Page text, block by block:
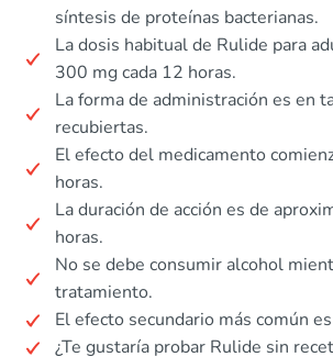
síntesis de proteínas bacterianas.
La dosis habitual de Rulide para
300 mg cada 12 horas.
La forma de administración es en
recubiertas.
El efecto del medicamento
horas.
La duración de acción es de
horas.
No se debe consumir alcohol
tratamiento.
El efecto secundario más común
¿Te gustaría probar Rulide sin